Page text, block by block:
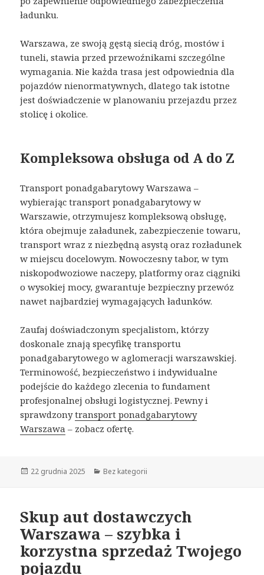
ładunku.
Warszawa, ze swoją gęstą siecią dróg, mostów i
tuneli, stawia przed przewoźnikami szczególne
wymagania. Nie każda trasa jest odpowiednia dla
pojazdów nienormatywnych, dlatego tak istotne
jest doświadczenie w planowaniu przejazdu przez
stolicę i okolice.
Kompleksowa obsługa od A do Z
Transport ponadgabarytowy Warszawa –
wybierając transport ponadgabarytowy w
Warszawie, otrzymujesz kompleksową obsługę,
która obejmuje załadunek, zabezpieczenie towaru,
transport wraz z niezbędną asystą oraz rozładunek
w miejscu docelowym. Nowoczesny tabor, w tym
niskopodwoziowe naczepy, platformy oraz ciągniki
o wysokiej mocy, gwarantuje bezpieczny przewóz
nawet najbardziej wymagających ładunków.
Zaufaj doświadczonym specjalistom, którzy
doskonale znają specyfikę transportu
ponadgabarytowego w aglomeracji warszawskiej.
Terminowość, bezpieczeństwo i indywidualne
podejście do każdego zlecenia to fundament
profesjonalnej obsługi logistycznej. Pewny i
sprawdzonytransport ponadgabarytowy
Warszawa – zobacz ofertę.
Opublikowano
22 grudnia 2025 Kategorie
Bez kategorii
Skup aut dostawczych
Warszawa – szybka i
korzystna sprzedaż Twojego
pojazdu